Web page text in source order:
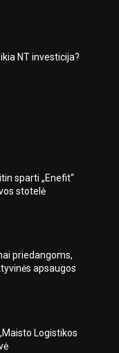
NT investicija?
sparti „Enefit“
stotelė
priedangoms,
apsaugos
Logistikos